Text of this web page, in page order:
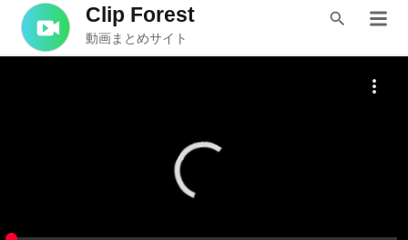
Clip Forest
動画まとめサイト